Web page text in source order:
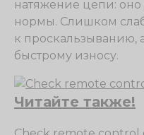
натяжение цепи:
нормы. Слишком
к проскальзыванию,
быстрому износу.
Читайте также!